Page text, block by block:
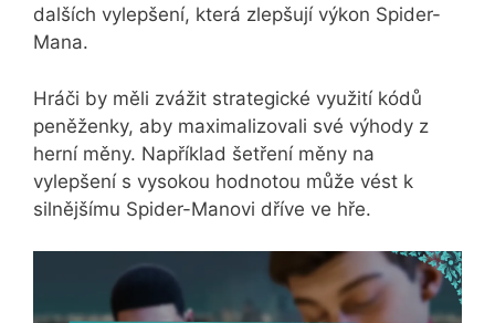
dalších vylepšení, která zlepšují výkon Spider-
Mana.
Hráči by měli zvážit strategické využití kódů
peněženky, aby maximalizovali své výhody z
herní měny. Například šetření měny na
vylepšení s vysokou hodnotou může vést k
silnějšímu Spider-Manovi dříve ve hře.